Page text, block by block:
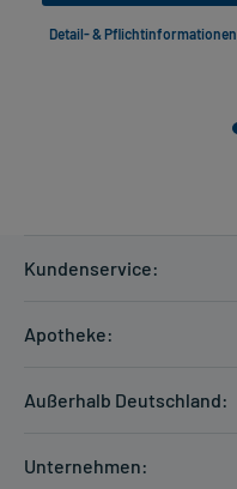
Detail- & Pflichtinformationen
Kundenservice:
Hilfe
Apotheke:
Außerhalb Deutschland:
Unternehmen: